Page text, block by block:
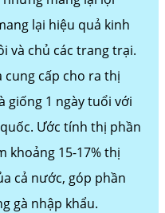
lại hiệu quả kinh
và chủ các trang trại.
cung cấp cho ra thị
giống 1 ngày tuổi với
Ước tính thị phần
khoảng 15-17% thị
cả nước, góp phần
gà nhập khẩu.